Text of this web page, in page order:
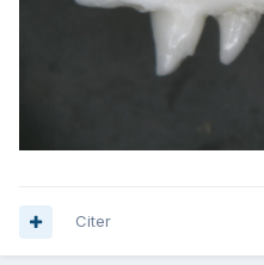
Citer